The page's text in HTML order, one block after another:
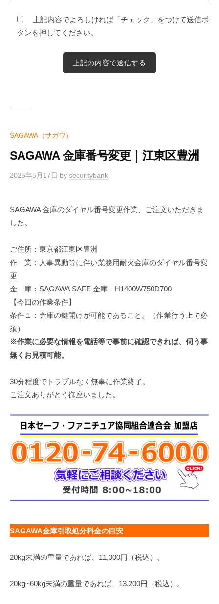
上記内容でよろしければ「チェック」をつけて送信ボ
タンを押してください。
SAGAWA（サガワ）
SAGAWA 金庫番号変更｜江東区豊洲
2025年5月17日 by securitybank
SAGAWA 金庫のダイヤル番号変更作業、ご注文いただきま
した。
ご住所：東京都江東区豊洲
作 業：人事異動等に伴い業務用耐火金庫のダイヤル番号変
更
金 庫：SAGAWA SAFE 金庫 H1400W750D700
【今回の作業条件】
条件１：金庫の鍵開けが可能であること。（作業行う上で必
須）
※作業に必要な情報を電話等で事前に確認できれば、伺う事
無くお見積可能。
30分程度でトラブルなく無事に作業終了。
ご注文ありがとう御座いました。
SAGAWA金庫引取処分料金の目安
20kg未満の重量であれば、11,000円（税込）。
20kg~60kg未満の重量であれば、13,200円（税込）。